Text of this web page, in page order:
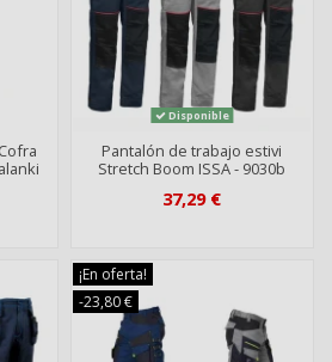
Disponible
Pantalón de trabajo estivi
Stretch Boom ISSA - 9030b
37,29 €
¡En oferta!
-23,80 €